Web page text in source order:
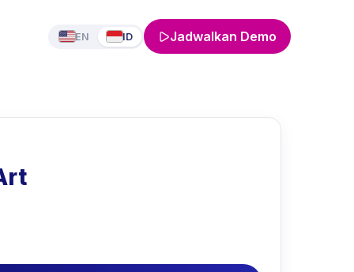
EN ID Jadwalkan Demo